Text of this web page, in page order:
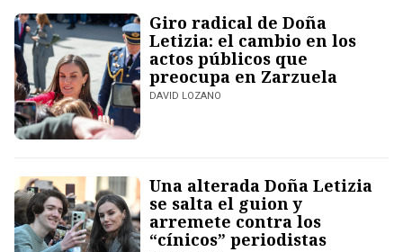
Giro radical de Doña
Letizia: el cambio en los
actos públicos que
preocupa en Zarzuela
DAVID LOZANO
Una alterada Doña Letizia
se salta el guion y
arremete contra los
“cínicos” periodistas